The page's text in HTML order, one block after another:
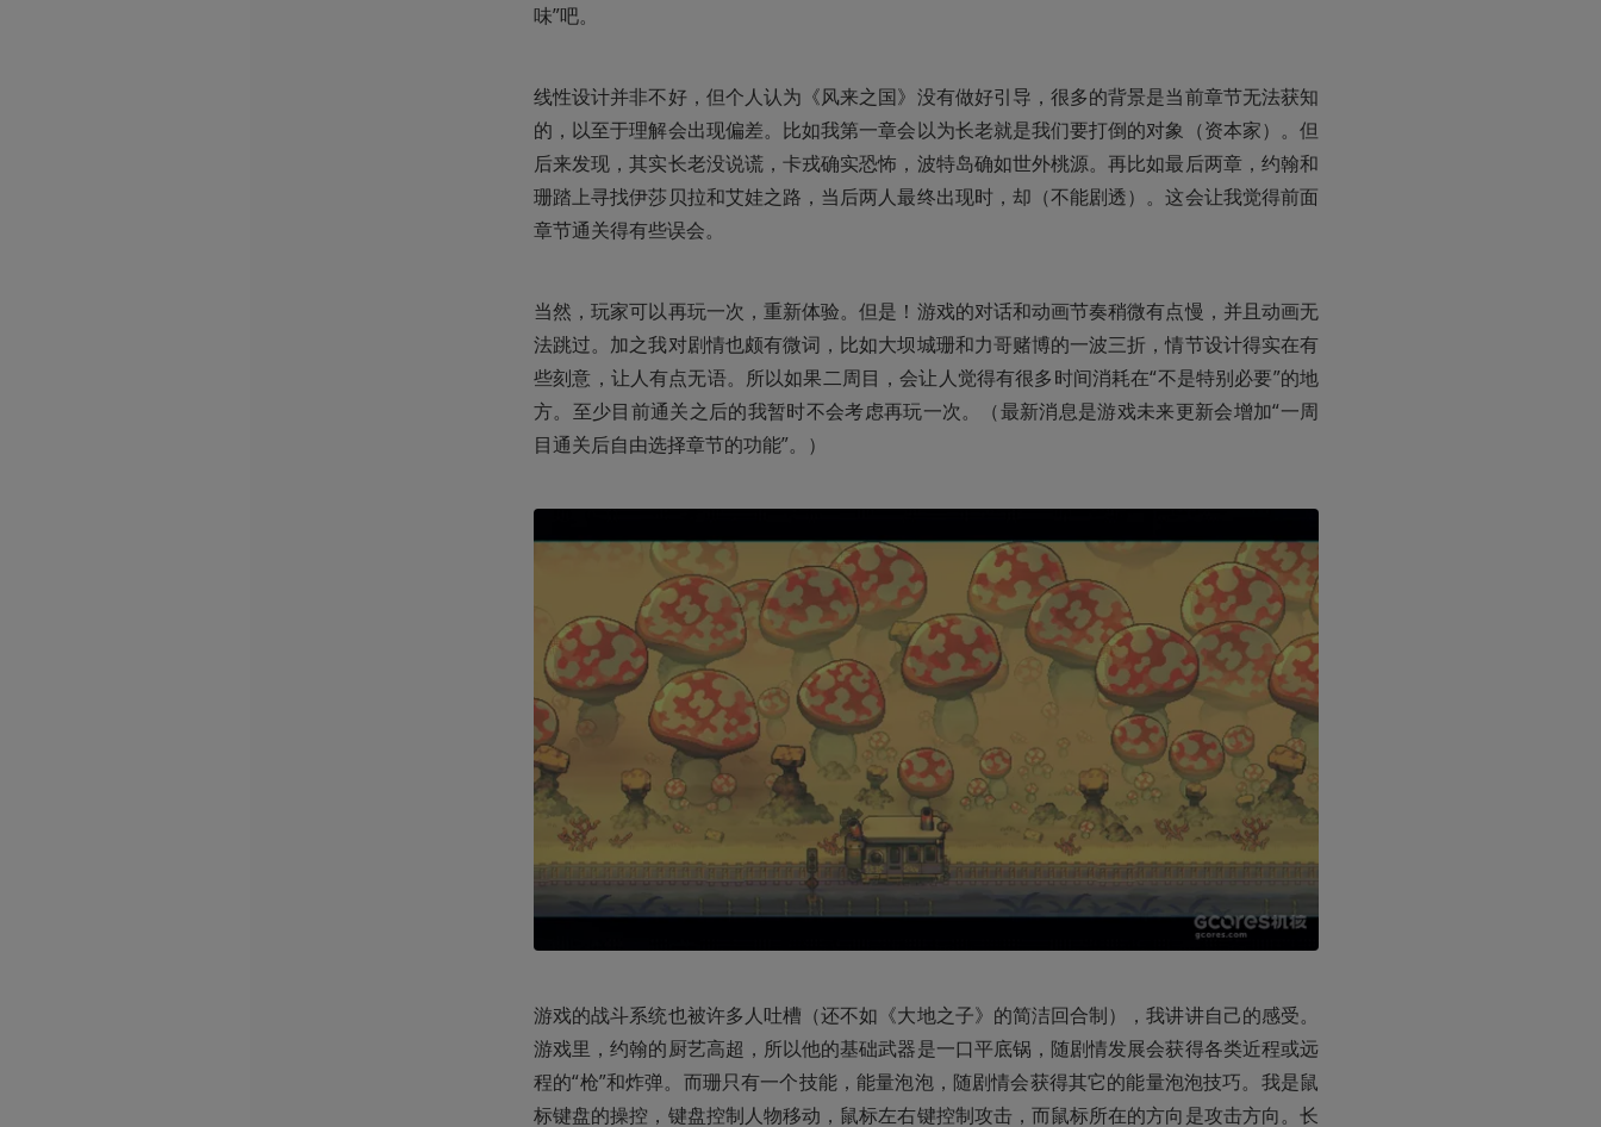
味”吧。
线性设计并非不好，但个人认为《风来之国》没有做好引导，很多的背景是当前章节无法获知
的，以至于理解会出现偏差。比如我第一章会以为长老就是我们要打倒的对象（资本家）。但
后来发现，其实长老没说谎，卡戎确实恐怖，波特岛确如世外桃源。再比如最后两章，约翰和
珊踏上寻找伊莎贝拉和艾娃之路，当后两人最终出现时，却（不能剧透）。这会让我觉得前面
章节通关得有些误会。
当然，玩家可以再玩一次，重新体验。但是！游戏的对话和动画节奏稍微有点慢，并且动画无
法跳过。加之我对剧情也颇有微词，比如大坝城珊和力哥赌博的一波三折，情节设计得实在有
些刻意，让人有点无语。所以如果二周目，会让人觉得有很多时间消耗在“不是特别必要”的地
方。至少目前通关之后的我暂时不会考虑再玩一次。（最新消息是游戏未来更新会增加“一周
目通关后自由选择章节的功能”。）
游戏的战斗系统也被许多人吐槽（还不如《大地之子》的简洁回合制），我讲讲自己的感受。
游戏里，约翰的厨艺高超，所以他的基础武器是一口平底锅，随剧情发展会获得各类近程或远
程的“枪”和炸弹。而珊只有一个技能，能量泡泡，随剧情会获得其它的能量泡泡技巧。我是鼠
标键盘的操控，键盘控制人物移动，鼠标左右键控制攻击，而鼠标所在的方向是攻击方向。长